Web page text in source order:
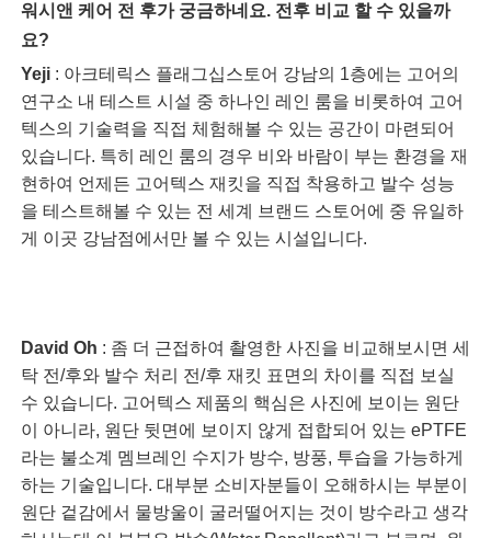
워시앤 케어 전 후가 궁금하네요. 전후 비교 할 수 있을까
요?
Yeji: 아크테릭스 플래그십스토어 강남의 1층에는 고어의
연구소 내 테스트 시설 중 하나인 레인 룸을 비롯하여 고어
텍스의 기술력을 직접 체험해볼 수 있는 공간이 마련되어
있습니다. 특히 레인 룸의 경우 비와 바람이 부는 환경을 재
현하여 언제든 고어텍스 재킷을 직접 착용하고 발수 성능
을 테스트해볼 수 있는 전 세계 브랜드 스토어에 중 유일하
게 이곳 강남점에서만 볼 수 있는 시설입니다.
David Oh : 좀 더 근접하여 촬영한 사진을 비교해보시면 세
탁 전/후와 발수 처리 전/후 재킷 표면의 차이를 직접 보실
수 있습니다. 고어텍스 제품의 핵심은 사진에 보이는 원단
이 아니라, 원단 뒷면에 보이지 않게 접합되어 있는 ePTFE
라는 불소계 멤브레인 수지가 방수, 방풍, 투습을 가능하게
하는 기술입니다. 대부분 소비자분들이 오해하시는 부분이
원단 겉감에서 물방울이 굴러떨어지는 것이 방수라고 생각